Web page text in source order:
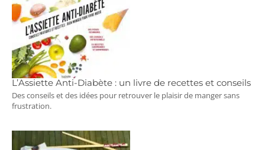
L’Assiette Anti-Diabète : un livre de recettes et conseils
Des conseils et des idées pour retrouver le plaisir de manger sans
frustration.